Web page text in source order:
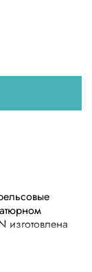
изготовлена
как ее